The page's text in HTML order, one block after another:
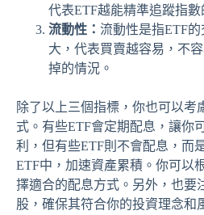
代表ETF越能精準追蹤指數
流動性： 流動性是指ETF
大，代表買賣越容易，不
掉的情況。
除了以上三個指標，你也可以考
式。有些ETF會定期配息，讓你
利，但有些ETF則不會配息，而
ETF中，加速資產累積。你可以
擇適合的配息方式。另外，也要
股，確保其符合你的投資理念和